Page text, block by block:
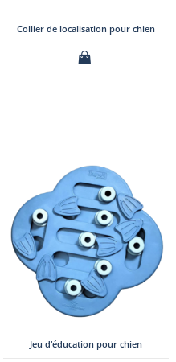
Collier de localisation pour chien
Jeu d'éducation pour chien